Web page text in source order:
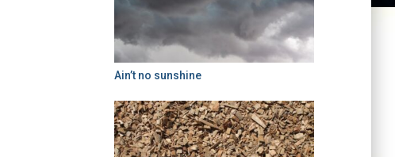
Ain’t no sunshine